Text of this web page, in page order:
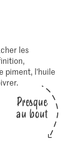
les
piment, l'huile
Presque
au bout